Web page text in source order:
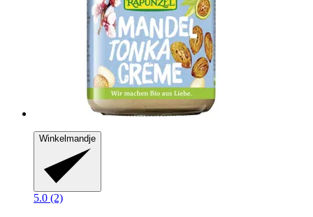
Winkelmandje
5.0 (2)